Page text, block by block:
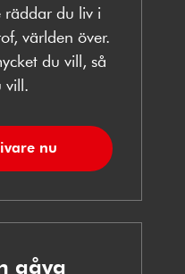
räddar du liv i
världen över.
du vill, så
vill.
nu
gåva